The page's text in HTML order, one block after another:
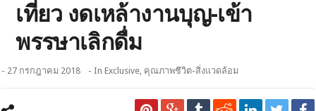
เที่ยว งดเหล้างานบุญ-เข้า
พรรษาเลิกดื่ม
- 27 กรกฎาคม 2018 - InExclusive, คุณภาพชีวิต-สิ่งแวดล้อม